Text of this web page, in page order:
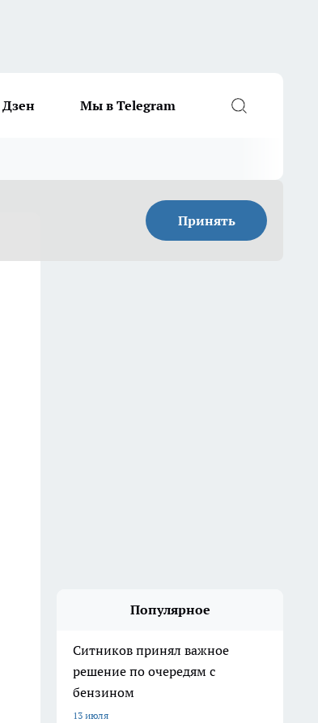
Мы в Telegram
Принять
Популярное
Ситников принял важное
решение по очередям с
бензином
13 июля